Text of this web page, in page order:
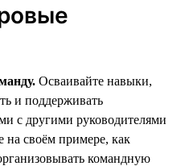
Осваивайте навыки,
и поддерживать
с другими руководителями
своём примере, как
командную